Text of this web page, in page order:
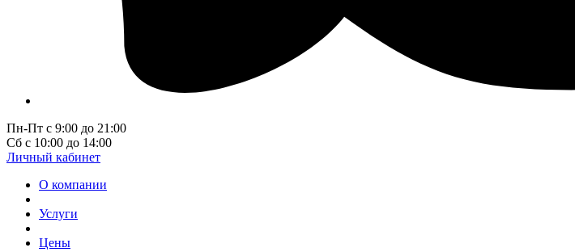
Пн-Пт с 9:00 до 21:00
Сб с 10:00 до 14:00
Личный кабинет
О компании
Услуги
Цены